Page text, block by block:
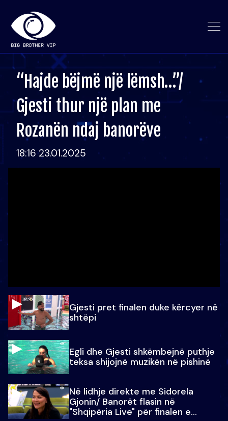
“Hajde bëjmë një lëmsh…”/
Gjesti thur një plan me
Rozanën ndaj banorëve
18:16 23.01.2025
Gjesti pret finalen duke kërcyer në
shtëpi
Egli dhe Gjesti shkëmbejnë puthje
teksa shijojnë muzikën në pishinë
Në lidhje direkte me Sidorela
Gjonin/ Banorët flasin në
"Shqipëria Live" për finalen e